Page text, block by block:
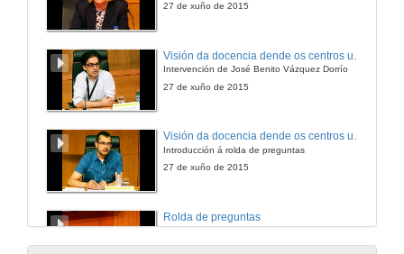
27 de xuño de 2015
Intervención de José Benito Vázquez Dorrío
27 de xuño de 2015
Visión da docencia dende os centros universitarios
Introducción á rolda de preguntas
27 de xuño de 2015
Rolda de preguntas
Visión da docencia dende os centros universitarios
27 de xuño de 2015